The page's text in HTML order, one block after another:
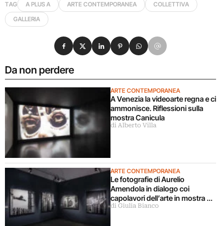
TAG A PLUS A ARTE CONTEMPORANEA
COLLETTIVA
GALLERIA
Da non perdere
ARTE CONTEMPORANEA
A Venezia la videoarte regna e ci
ammonisce. Riflessioni sulla
mostra Canicula
di Alberto Villa
ARTE CONTEMPORANEA
Le fotografie di Aurelio
Amendola in dialogo coi
capolavori dell’arte in mostra a
Milano
di Giulia Bianco
Condividi su Facebook
Condividi su X
Condividi su LinkedIn
Condividi su Pinterest
Condividi su WhatsApp
Condividi su Email